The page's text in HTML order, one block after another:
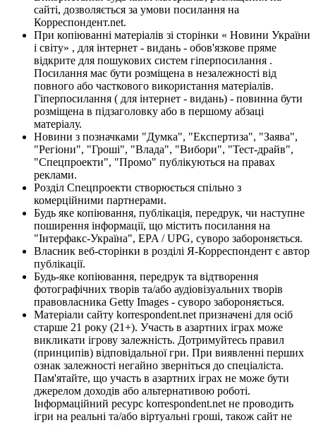
сайті, дозволяється за умови посилання на
Корреспондент.net.
При копіюванні матеріалів зі сторінки « Новини України
і світу» , для інтернет - видань - обов'язкове пряме
відкрите для пошукових систем гіперпосилання .
Посилання має бути розміщена в незалежності від
повного або часткового використання матеріалів.
Гіперпосилання ( для інтернет - видань) - повинна бути
розміщена в підзаголовку або в першому абзаці
матеріалу.
Новини з позначками "Думка", "Експертиза", "Заява",
"Регіони", "Гроші", "Влада", "Вибори", "Тест-драйв",
"Спецпроекти", "Промо" публікуються на правах
реклами.
Розділ Спецпроекти створюється спільно з
комерційними партнерами.
Будь яке копіювання, публікація, передрук, чи наступне
поширення інформації, що містить посилання на
"Інтерфакс-Україна", EPA / UPG, суворо забороняється.
Власник веб-сторінки в розділі Я-Корреспондент є автор
публікації.
Будь-яке копіювання, передрук та відтворення
фотографічних творів та/або аудіовізуальних творів
правовласника Getty Images - суворо забороняється.
Матеріали сайту korrespondent.net призначені для осіб
старше 21 року (21+). Участь в азартних іграх може
викликати ігрову залежність. Дотримуйтесь правил
(принципів) відповідальної гри. При виявленні перших
ознак залежності негайно зверніться до спеціаліста.
Пам'ятайте, що участь в азартних іграх не може бути
джерелом доходів або альтернативою роботі.
Інформаційний ресурс korrespondent.net не проводить
ігри на реальні та/або віртуальні гроші, також сайт не